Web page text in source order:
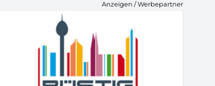
Anzeigen / Werbepartner